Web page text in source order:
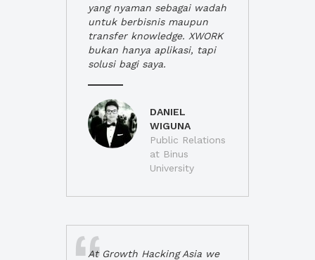
yang nyaman sebagai wadah
untuk berbisnis maupun
transfer knowledge. XWORK
bukan hanya aplikasi, tapi
solusi bagi saya.
DANIEL
WIGUNA
Public Relations
at Binus
University
At Growth Hacking Asia we